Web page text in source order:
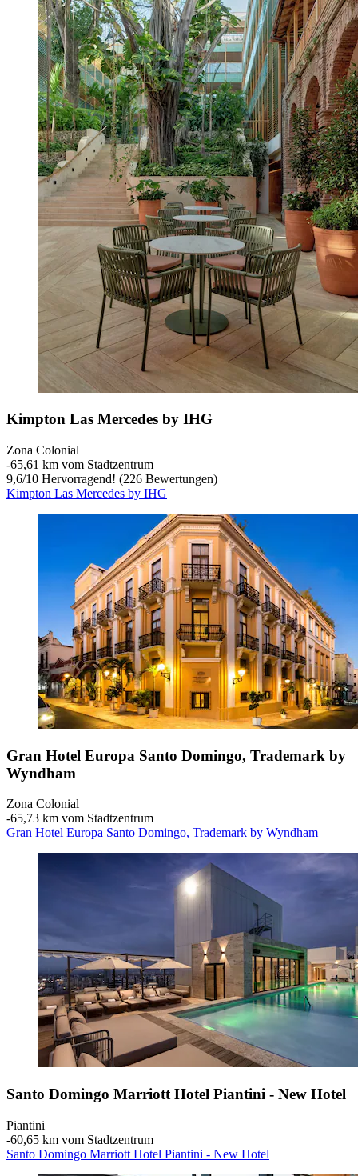
Kimpton Las Mercedes by IHG
Zona Colonial
‐65,61 km vom Stadtzentrum
9,6/10 Hervorragend! (226 Bewertungen)
Kimpton Las Mercedes by IHG
Gran Hotel Europa Santo Domingo, Trademark by
Wyndham
Zona Colonial
‐65,73 km vom Stadtzentrum
Gran Hotel Europa Santo Domingo, Trademark by Wyndham
Santo Domingo Marriott Hotel Piantini - New Hotel
Piantini
‐60,65 km vom Stadtzentrum
Santo Domingo Marriott Hotel Piantini - New Hotel